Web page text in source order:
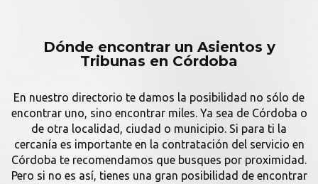
Dónde encontrar un Asientos y
Tribunas en Córdoba
En nuestro directorio te damos la posibilidad no sólo de
encontrar uno, sino encontrar miles. Ya sea de Córdoba o
de otra localidad, ciudad o municipio. Si para ti la
cercanía es importante en la contratación del servicio en
Córdoba te recomendamos que busques por proximidad.
Pero si no es así, tienes una gran posibilidad de encontrar